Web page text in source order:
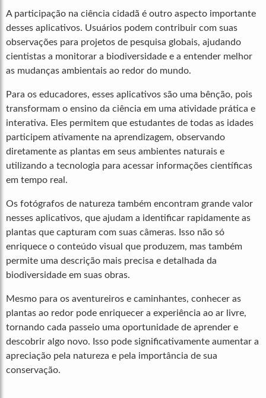
A participação na ciência cidadã é outro aspecto importante
desses aplicativos. Usuários podem contribuir com suas
observações para projetos de pesquisa globais, ajudando
cientistas a monitorar a biodiversidade e a entender melhor
as mudanças ambientais ao redor do mundo.
Para os educadores, esses aplicativos são uma bênção, pois
transformam o ensino da ciência em uma atividade prática e
interativa. Eles permitem que estudantes de todas as idades
participem ativamente na aprendizagem, observando
diretamente as plantas em seus ambientes naturais e
utilizando a tecnologia para acessar informações científicas
em tempo real.
Os fotógrafos de natureza também encontram grande valor
nesses aplicativos, que ajudam a identificar rapidamente as
plantas que capturam com suas câmeras. Isso não só
enriquece o conteúdo visual que produzem, mas também
permite uma descrição mais precisa e detalhada da
biodiversidade em suas obras.
Mesmo para os aventureiros e caminhantes, conhecer as
plantas ao redor pode enriquecer a experiência ao ar livre,
tornando cada passeio uma oportunidade de aprender e
descobrir algo novo. Isso pode significativamente aumentar a
apreciação pela natureza e pela importância de sua
conservação.